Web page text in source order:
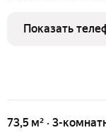
Революционная,
Показать
73,5 м² · 3-